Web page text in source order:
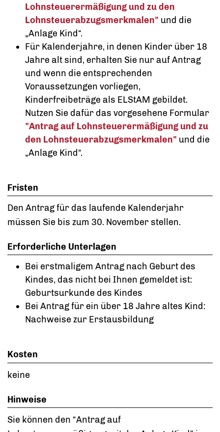
Lohnsteuerermäßigung und zu den
Lohnsteuerabzugsmerkmalen" und die
„Anlage Kind“.
Für Kalenderjahre, in denen Kinder über 18
Jahre alt sind, erhalten Sie nur auf Antrag
und wenn die entsprechenden
Voraussetzungen vorliegen,
Kinderfreibeträge als ELStAM gebildet.
Nutzen Sie dafür das vorgesehene Formular
"Antrag auf Lohnsteuerermäßigung und zu
den Lohnsteuerabzugsmerkmalen" und die
„Anlage Kind“.
Fristen
Den Antrag für das laufende Kalenderjahr
müssen Sie bis zum 30. November stellen.
Erforderliche Unterlagen
Bei erstmaligem Antrag nach Geburt des
Kindes, das nicht bei Ihnen gemeldet ist:
Geburtsurkunde des Kindes
Bei Antrag für ein über 18 Jahre altes Kind:
Nachweise zur Erstausbildung
Kosten
keine
Hinweise
Sie können den “Antrag auf